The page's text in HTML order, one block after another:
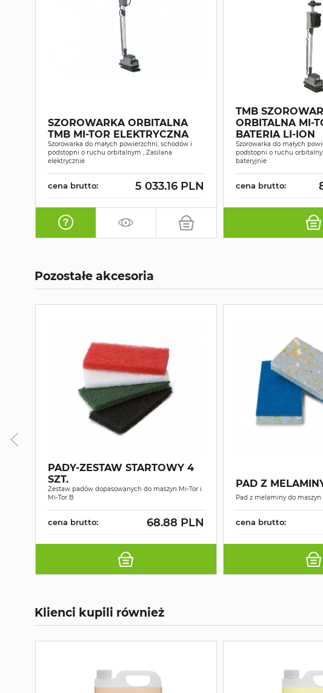
SZOROWARKA ORBITALNA
TMB MI-TOR ELEKTRYCZNA
Szorowarka do małych powierzchni, schodów i
podstopni o ruchu orbitalnym , Zasilana
elektrycznie
cena brutto: 5 033.16 PLN
TMB
ORBITALNA MI-
BATERIA LI-ION
Szorowarka do małych
podstopni o ruchu
bateryjnie
cena brutto:
Pozostałe akcesoria
PADY-ZESTAW STARTOWY 4
SZT.
Zestaw padów dopasowanych do maszyn Mi-Tor i
Mi-Tor B
cena brutto: 68.88 PLN
PAD Z
Pad z melaminy do maszyn
cena brutto:
Klienci kupili również